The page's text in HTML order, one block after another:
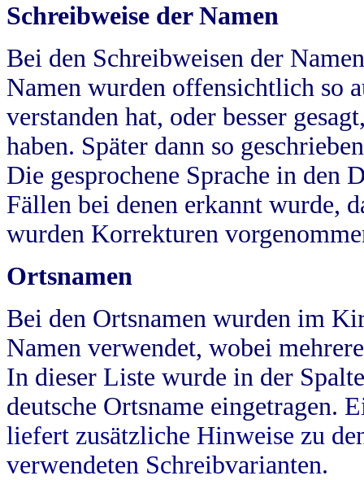
Schreibweise der Namen
Bei den Schreibweisen der
Namen wurden offensichtlich so
verstanden hat, oder besser
haben. Später dann so
Die gesprochene Sprache in
Fällen bei denen erkannt wurde,
wurden Korrekturen
Ortsnamen
Bei den Ortsnamen wurden im
Namen verwendet, wobei
In dieser Liste wurde in der
deutsche Ortsname eingetragen.
liefert zusätzliche Hinweise zu
verwendeten Schreibvarianten.